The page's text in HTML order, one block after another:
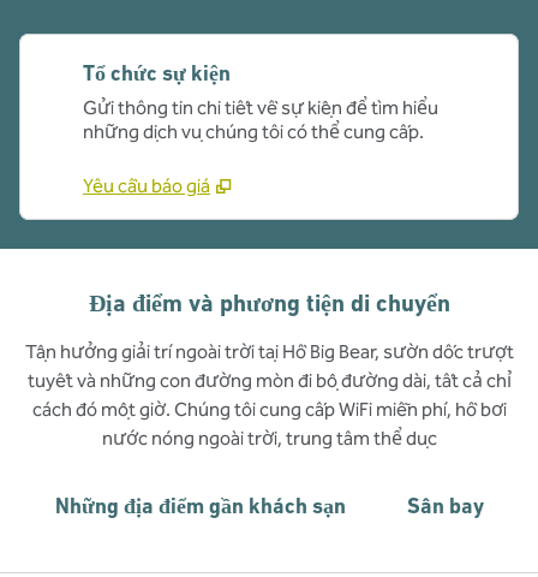
Tổ chức sự kiện
Gửi thông tin chi tiết về sự kiện để tìm hiểu
những dịch vụ chúng tôi có thể cung cấp.
Yêu cầu báo giá
Địa điểm và phương tiện di chuyển
Tận hưởng giải trí ngoài trời tại Hồ Big Bear, sườn dốc trượt
tuyết và những con đường mòn đi bộ đường dài, tất cả chỉ
cách đó một giờ. Chúng tôi cung cấp WiFi miễn phí, hồ bơi
nước nóng ngoài trời, trung tâm thể dục
Những địa điểm gần khách sạn Sân bay